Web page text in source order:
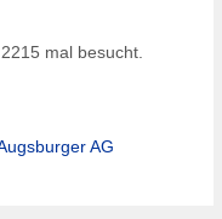
mal besucht.
AG